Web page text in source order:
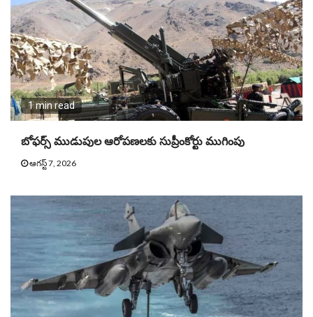
1 min read
బోఫర్స్ ముడుపుల ఆరోపణలకు సుప్రీంకోర్టు ముగింపు
ఆగస్ట్ 7, 2026